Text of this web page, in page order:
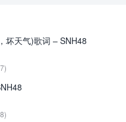
坏天气)歌词 – SNH48